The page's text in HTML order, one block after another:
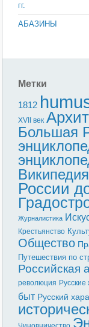
гг.
АБАЗИНЫ
Метки
1812
XVII век
Большая
Википедия
России
Журналистика
Крестьянство
Общество
Путешествия по
Российская
революция
быт Русский